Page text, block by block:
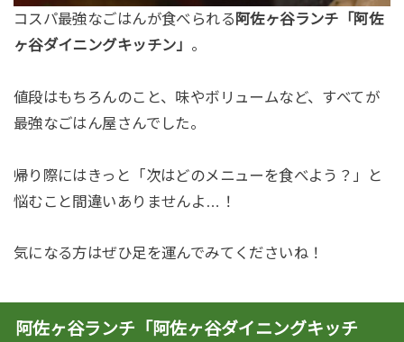
コスパ最強なごはんが食べられる 阿佐ヶ谷ランチ「阿佐
ヶ谷ダイニングキッチン」 。
値段はもちろんのこと、味やボリュームなど、すべてが
最強なごはん屋さんでした。
帰り際にはきっと「次はどのメニューを食べよう？」と
悩むこと間違いありませんよ…！
気になる方はぜひ足を運んでみてくださいね！
阿佐ヶ谷ランチ「阿佐ヶ谷ダイニングキッチ